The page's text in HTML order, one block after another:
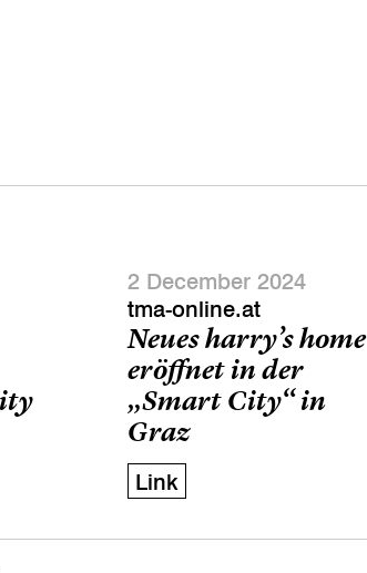
2 December 2024
tma-online.at
Neues harry’s home
eröffnet in der
„Smart City“ in
Graz
Link